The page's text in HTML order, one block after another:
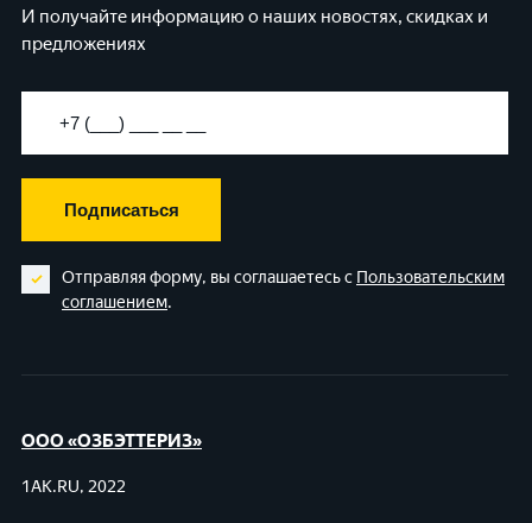
И получайте информацию о наших новостях, скидках и
предложениях
Подписаться
Отправляя форму, вы соглашаетесь с Пользовательским
соглашением.
ООО «ОЗБЭТТЕРИЗ»
1AK.RU, 2022